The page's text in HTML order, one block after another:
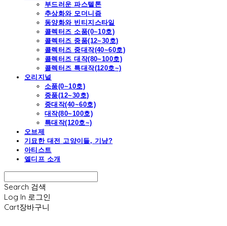
부드러운 파스텔톤
추상화와 모더니즘
동양화와 빈티지스타일
콜렉터즈 소품(0~10호)
콜렉터즈 중품(12~30호)
콜렉터즈 중대작(40~60호)
콜렉터즈 대작(80~100호)
콜렉터즈 특대작(120호~)
오리지널
소품(0~10호)
중품(12~30호)
중대작(40~60호)
대작(80~100호)
특대작(120호~)
오브제
기묘한 대전 고양이들, 기냥?
아티스트
엘디프 소개
Search 검색
Log In 로그인
Cart장바구니